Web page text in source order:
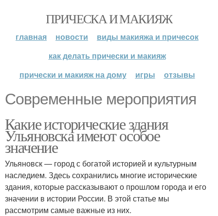
ПРИЧЕСКА И МАКИЯЖ
главная новости
виды макияжа и причесок
как делать прически и макияж
прически и макияж на дому
игры отзывы
Современные мероприятия
Какие исторические здания
Ульяновска имеют особое
значение
Ульяновск — город с богатой историей и культурным
наследием. Здесь сохранились многие исторические
здания, которые рассказывают о прошлом города и его
значении в истории России. В этой статье мы
рассмотрим самые важные из них.